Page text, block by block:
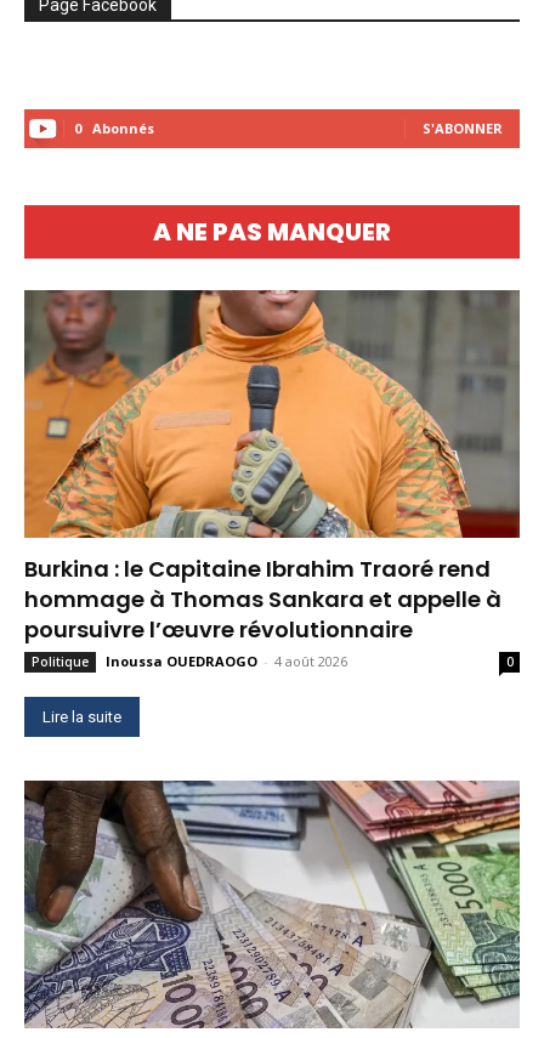
Page Facebook
0 Abonnés S'ABONNER
A NE PAS MANQUER
Burkina : le Capitaine Ibrahim Traoré rend
hommage à Thomas Sankara et appelle à
poursuivre l’œuvre révolutionnaire
Politique Inoussa OUEDRAOGO - 4 août 2026 0
Lire la suite